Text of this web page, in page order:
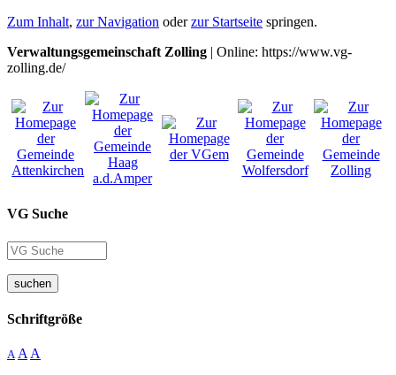
Zum Inhalt, zur Navigation oderzur Startseite springen.
Verwaltungsgemeinschaft Zolling | Online: https://www.vg-
zolling.de/
VG Suche
suchen
Schriftgröße
A A A